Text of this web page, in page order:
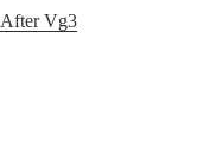
After Vg3